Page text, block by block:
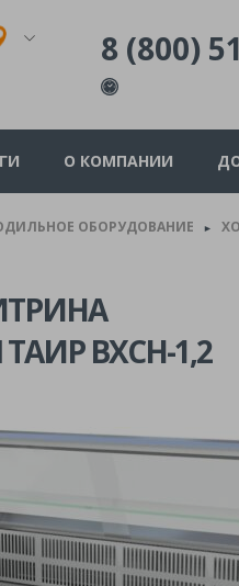
8 (800)
О КОМПАНИИ
ОБОРУДОВАНИЕ ►
ВХСН-1,2